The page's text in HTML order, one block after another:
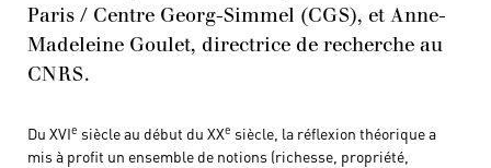
Paris / Centre Georg-Simmel (CGS), et Anne-
Madeleine Goulet, directrice de recherche au
CNRS.
Du XVIe siècle au début du XXe siècle, la réflexion théorique a
mis à profit un ensemble de notions (richesse, propriété,